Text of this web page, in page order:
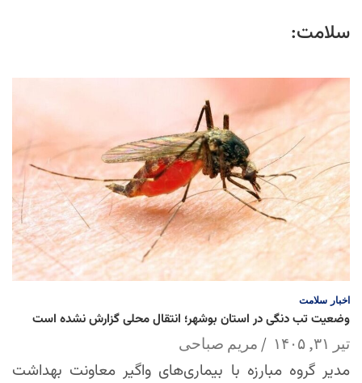
سلامت:
اخبار سلامت
وضعیت تب دنگی در استان بوشهر؛ انتقال محلی گزارش نشده است
تیر ۳۱, ۱۴۰۵ مریم صباحی
مدیر گروه مبارزه با بیماری‌های واگیر معاونت بهداشت